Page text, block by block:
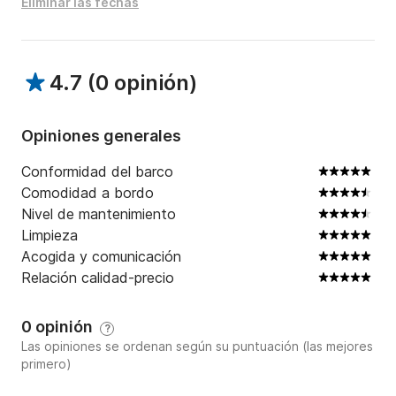
La navegación de alto nivel comienza aquí.
4.7 (0 opinión)
Opiniones generales
Conformidad del barco
Comodidad a bordo
Nivel de mantenimiento
Limpieza
Acogida y comunicación
Relación calidad-precio
0 opinión ?
Las opiniones se ordenan según su puntuación (las mejores
primero)